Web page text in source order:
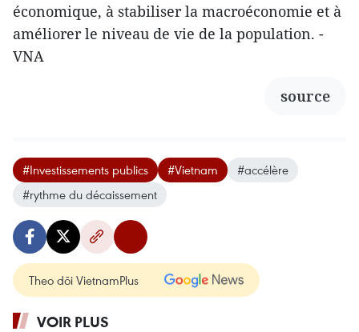
économique, à stabiliser la macroéconomie et à
améliorer le niveau de vie de la population. -
VNA
source
#Investissements publics #Vietnam
#accélère
#rythme du décaissement
Theo dõi VietnamPlus
VOIR PLUS